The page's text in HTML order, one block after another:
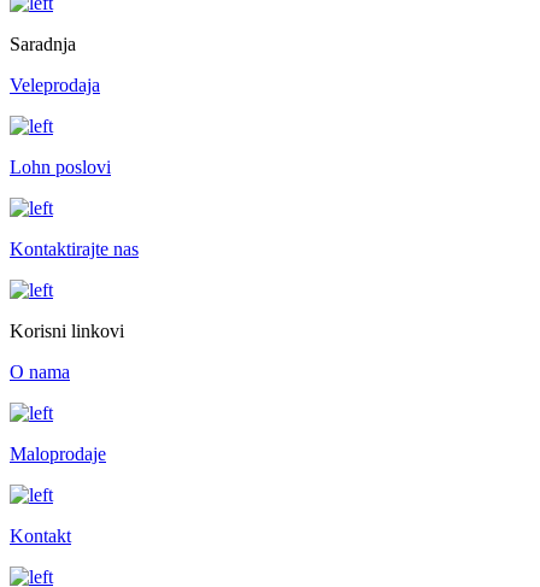
Saradnja
Veleprodaja
Lohn poslovi
Kontaktirajte nas
Korisni linkovi
O nama
Maloprodaje
Kontakt